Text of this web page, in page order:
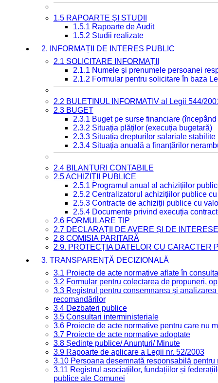
1.5 RAPOARTE ȘI STUDII
1.5.1 Rapoarte de Audit
1.5.2 Studii realizate
2. INFORMAȚII DE INTERES PUBLIC
2.1 SOLICITARE INFORMAȚII
2.1.1 Numele și prenumele persoanei
2.1.2 Formular pentru solicitare în baza
2.2 BULETINUL INFORMATIV al Legii 544/
2.3 BUGET
2.3.1 Buget pe surse financiare
2.3.2 Situația plăților (execuția bugetară)
2.3.3 Situația drepturilor salariale
2.3.4 Situația anuală a finanțărilor
2.4 BILANȚURI CONTABILE
2.5 ACHIZIȚII PUBLICE
2.5.1 Programul anual al achizițiilor
2.5.2 Centralizatorul achizițiilor publice
2.5.3 Contracte de achiziții publice cu
2.5.4 Documente privind execuția
2.6 FORMULARE TIP
2.7 DECLARAȚII DE AVERE ȘI DE INTERESE
2.8 COMISIA PARITARĂ
2.9. PROTECȚIA DATELOR CU CARACTER
3. TRANSPARENȚĂ DECIZIONALĂ
3.1 Proiecte de acte normative aflate în
3.2 Formular pentru colectarea de propuneri,
3.3 Registrul pentru consemnarea și
recomandărilor
3.4 Dezbateri publice
3.5 Consultari interministeriale
3.6 Proiecte de acte normative pentru care nu
3.7 Proiecte de acte normative adoptate
3.8 Ședințe publice/ Anunțuri/ Minute
3.9 Rapoarte de aplicare a Legii nr. 52/2003
3.10 Persoana desemnată responsabilă
3.11 Registrul asociațiilor, fundațiilor și
publice ale Comunei